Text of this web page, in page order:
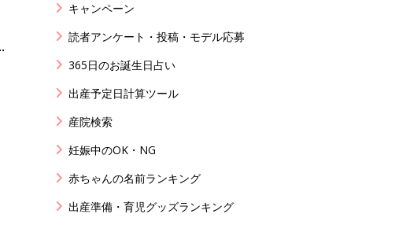
キャンペーン
読者アンケート・投稿・モデル応募
365日のお誕生日占い
出産予定日計算ツール
産院検索
妊娠中のOK・NG
赤ちゃんの名前ランキング
出産準備・育児グッズランキング